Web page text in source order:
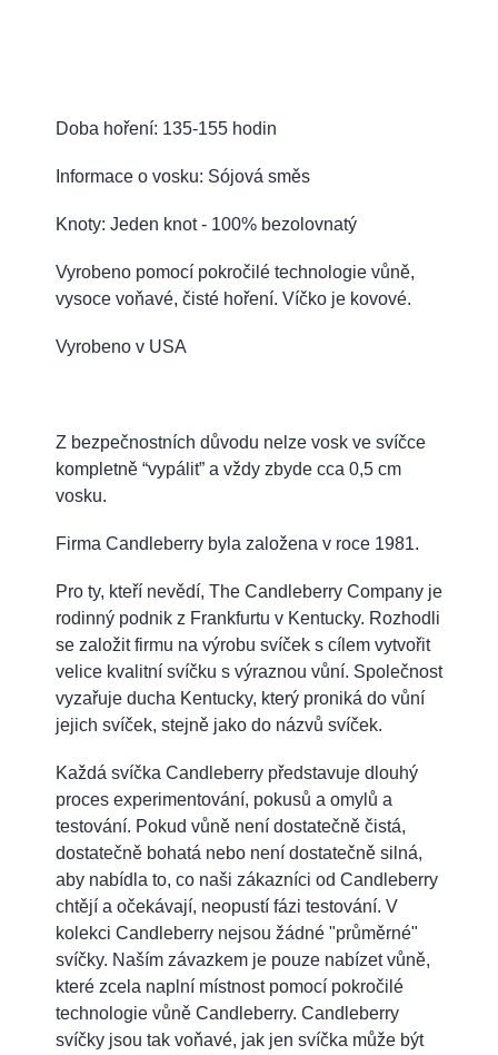
Doba hoření: 135-155 hodin
Informace o vosku: Sójová směs
Knoty: Jeden knot - 100% bezolovnatý
Vyrobeno pomocí pokročilé technologie vůně,
vysoce voňavé, čisté hoření. Víčko je kovové.
Vyrobeno v USA
Z bezpečnostních důvodu nelze vosk ve svíčce
kompletně “vypálit” a vždy zbyde cca 0,5 cm
vosku.
Firma Candleberry byla založena v roce 1981.
Pro ty, kteří nevědí, The Candleberry Company je
rodinný podnik z Frankfurtu v Kentucky. Rozhodli
se založit firmu na výrobu svíček s cílem vytvořit
velice kvalitní svíčku s výraznou vůní. Společnost
vyzařuje ducha Kentucky, který proniká do vůní
jejich svíček, stejně jako do názvů svíček.
Každá svíčka Candleberry představuje dlouhý
proces experimentování, pokusů a omylů a
testování. Pokud vůně není dostatečně čistá,
dostatečně bohatá nebo není dostatečně silná,
aby nabídla to, co naši zákazníci od Candleberry
chtějí a očekávají, neopustí fázi testování. V
kolekci Candleberry nejsou žádné "průměrné"
svíčky. Naším závazkem je pouze nabízet vůně,
které zcela naplní místnost pomocí pokročilé
technologie vůně Candleberry. Candleberry
svíčky jsou tak voňavé, jak jen svíčka může být